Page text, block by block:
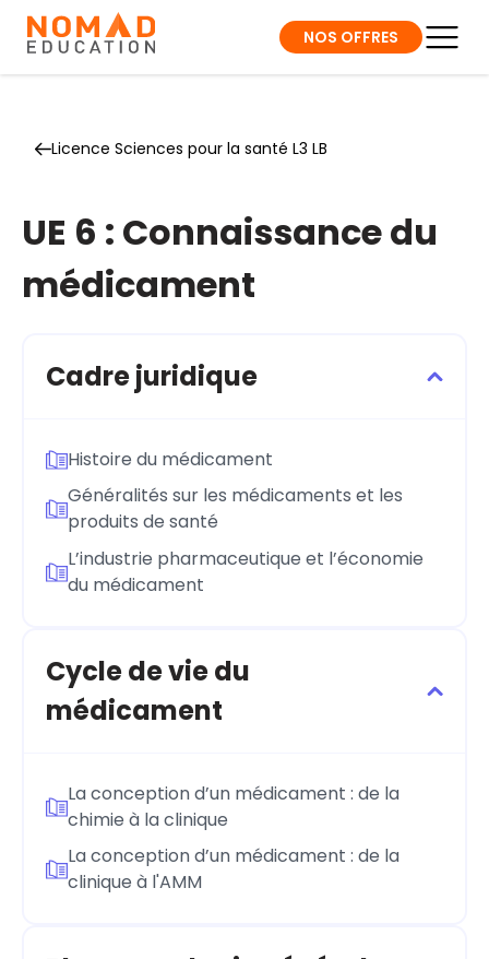
NOS OFFRES
Licence Sciences pour la santé L3 LB
UE 6 : Connaissance du
médicament
Cadre juridique
Histoire du médicament
Généralités sur les médicaments et les
produits de santé
L’industrie pharmaceutique et l’économie
du médicament
Cycle de vie du
médicament
La conception d’un médicament : de la
chimie à la clinique
La conception d’un médicament : de la
clinique à l'AMM